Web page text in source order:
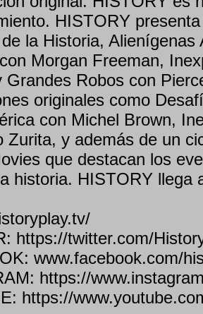
HISTORY
la Historia,
Morgan Freeman,
Grandes Robos con
originales como
con Michel Brown,
Zurita, y además de un
que destacan los
historia. HISTORY llega
https://twitter.com/
www.facebook.com/
https://
https://